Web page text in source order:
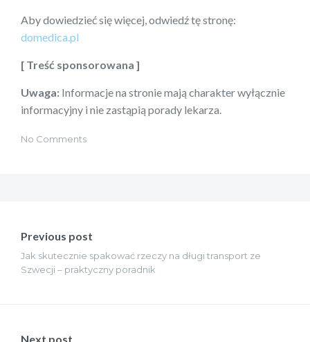
Aby dowiedzieć się więcej, odwiedź tę stronę:
domedica.pl
[ Treść sponsorowana ]
Uwaga: Informacje na stronie mają charakter wyłącznie
informacyjny i nie zastąpią porady lekarza.
No Comments
wpisu
Previous post
Jak skutecznie spakować rzeczy na długi transport ze
Szwecji – praktyczny poradnik
Next post